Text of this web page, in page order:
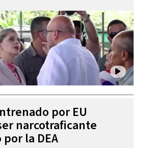
por EU
narcotraficante
la DEA